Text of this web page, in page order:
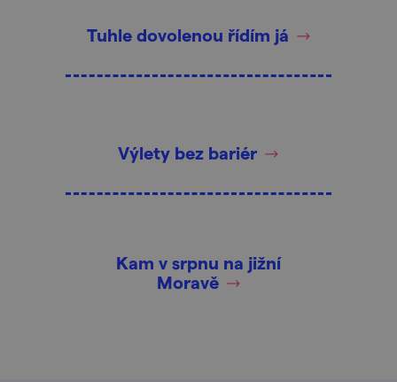
Tuhle dovolenou řídím já
Výlety bez bariér
Kam v srpnu na jižní
Moravě